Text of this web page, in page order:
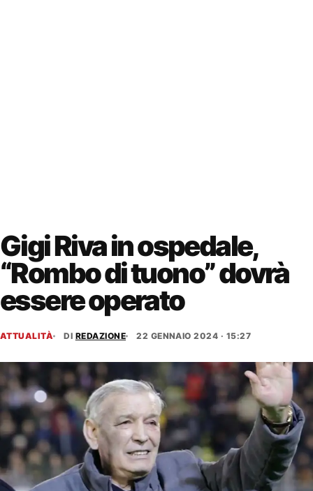
Gigi Riva in ospedale,
“Rombo di tuono” dovrà
essere operato
ATTUALITÀ DI REDAZIONE 22 GENNAIO 2024 · 15:27